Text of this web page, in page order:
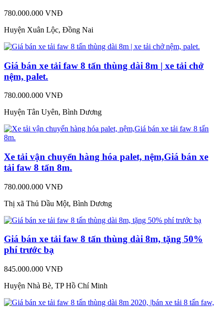
780.000.000 VNĐ
Huyện Xuân Lộc, Đồng Nai
Giá bán xe tải faw 8 tấn thùng dài 8m | xe tải chở
nệm, palet.
780.000.000 VNĐ
Huyện Tân Uyên, Bình Dương
Xe tải vận chuyển hàng hóa palet, nệm,Giá bán xe
tải faw 8 tấn 8m.
780.000.000 VNĐ
Thị xã Thủ Dầu Một, Bình Dương
Giá bán xe tải faw 8 tấn thùng dài 8m, tặng 50%
phí trước bạ
845.000.000 VNĐ
Huyện Nhà Bè, TP Hồ Chí Minh